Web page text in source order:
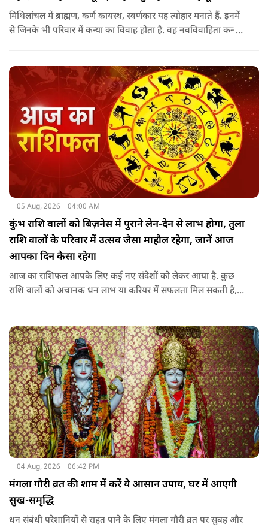
मिथिलांचल में ब्राह्मण, कर्ण कायस्थ, स्वर्णकार यह त्योहार मनाते हैं. इनमें
से जिनके भी परिवार में कन्या का विवाह होता है. वह नवविवाहिता कन्या
05 Aug, 2026 04:00 AM
कुंभ राशि वालों को बिज़नेस में पुराने लेन-देन से लाभ होगा, तुला
राशि वालों के परिवार में उत्सव जैसा माहौल रहेगा, जानें आज
आपका दिन कैसा रहेगा
आज का राशिफल आपके लिए कई नए संदेशों को लेकर आया है. कुछ
राशि वालों को अचानक धन लाभ या करियर में सफलता मिल सकती है,
सकता है.
04 Aug, 2026 06:42 PM
मंगला गौरी व्रत की शाम में करें ये आसान उपाय, घर में आएगी
सुख-समृद्धि
धन संबंधी परेशानियों से राहत पाने के लिए मंगला गौरी व्रत पर सुबह और